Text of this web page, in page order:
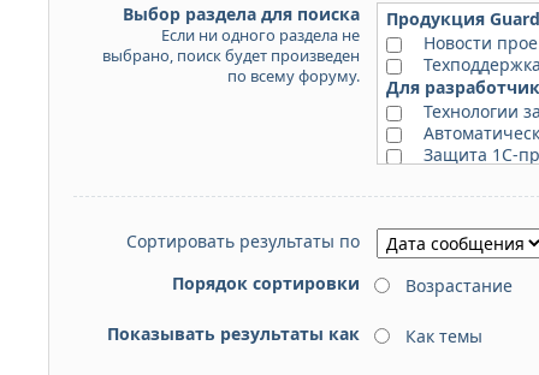
Выбор раздела для поиска
Если ни одного раздела не
выбрано, поиск будет произведен
по всему форуму.
Продукция
Новости
Для
Технологии
Защита 1С-
Сортировать результаты по
Порядок сортировки
Возрастание
Показывать результаты как Как темы